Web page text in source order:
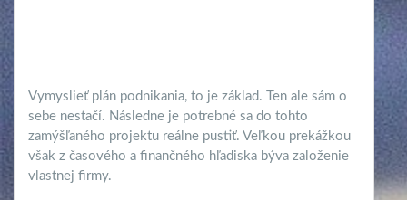
Vymyslieť plán podnikania, to je základ. Ten ale sám o
sebe nestačí. Následne je potrebné sa do tohto
zamýšľaného projektu reálne pustiť. Veľkou prekážkou
však z časového a finančného hľadiska býva založenie
vlastnej firmy.